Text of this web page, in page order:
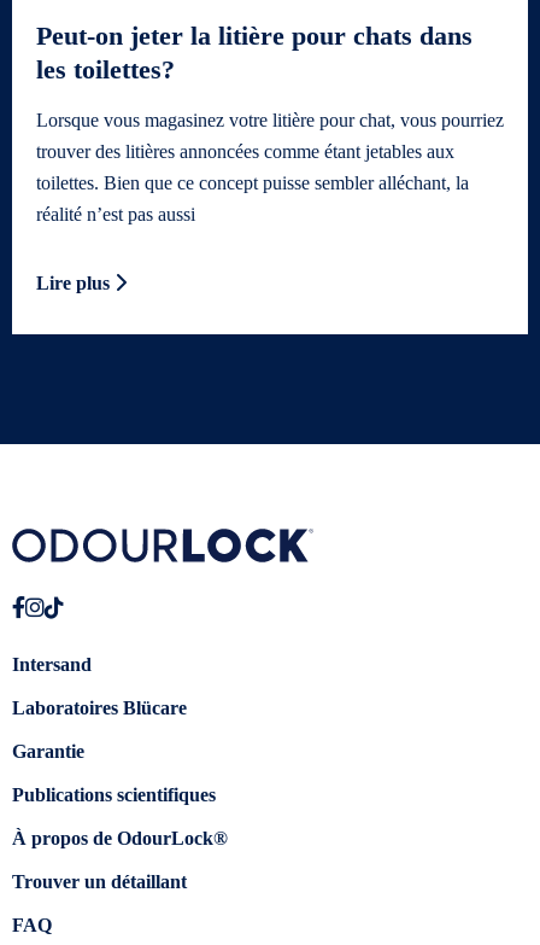
Peut-on jeter la litière pour chats dans
les toilettes?
Lorsque vous magasinez votre litière pour chat, vous pourriez
trouver des litières annoncées comme étant jetables aux
toilettes. Bien que ce concept puisse sembler alléchant, la
réalité n’est pas aussi
Lire plus
Intersand
Laboratoires Blücare
Garantie
Publications scientifiques
À propos de OdourLock®
Trouver un détaillant
FAQ